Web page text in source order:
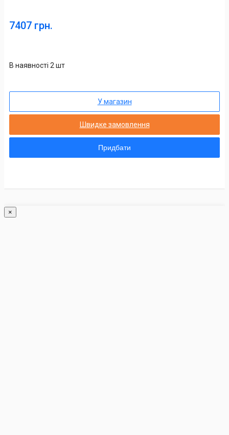
7407 грн.
В наявності 2 шт
У магазин
Швидке замовлення
Придбати
×